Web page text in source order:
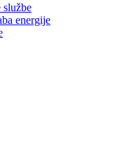
službe
energije